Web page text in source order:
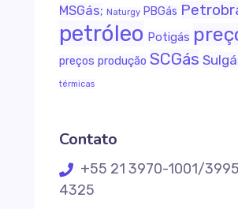
MSGás; Naturgy PBGás
petróleo Potigás
preços produção SCGás
térmicas
Contato
+55 21 3970-1001/
4325